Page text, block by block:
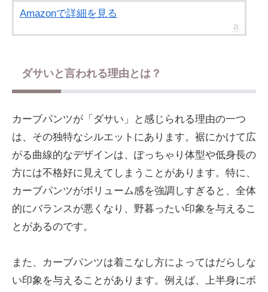
Amazonで詳細を見る
ダサいと言われる理由とは？
カーブパンツが「ダサい」と感じられる理由の一つ
は、その独特なシルエットにあります。裾にかけて広
がる曲線的なデザインは、ぽっちゃり体型や低身長の
方には不格好に見えてしまうことがあります。特に、
カーブパンツがボリューム感を強調しすぎると、全体
的にバランスが悪くなり、野暮ったい印象を与えるこ
とがあるのです。
また、カーブパンツは着こなし方によってはだらしな
い印象を与えることがあります。例えば、上半身にボ